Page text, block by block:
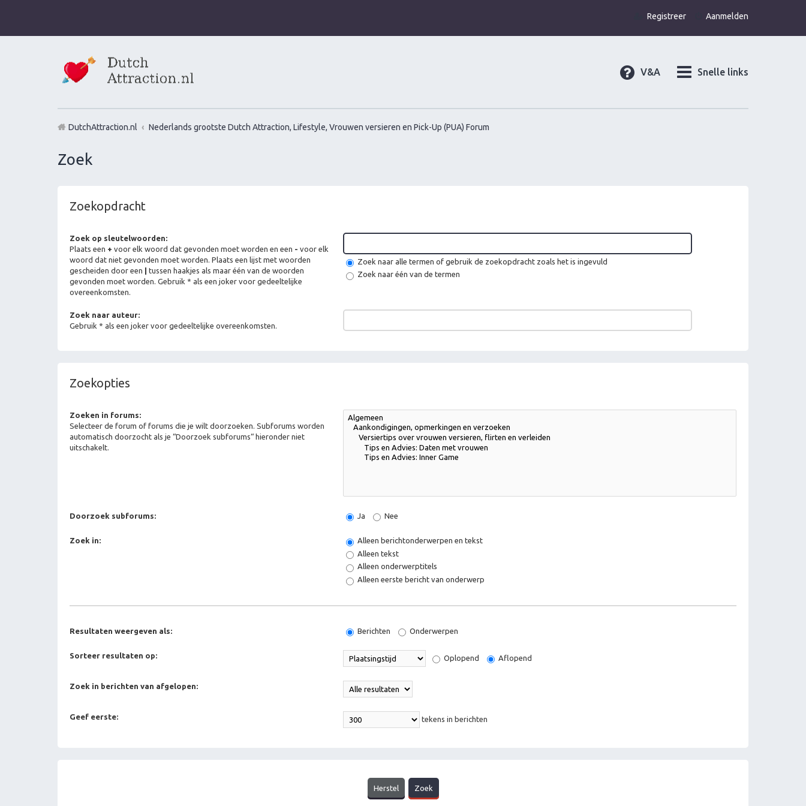
Aanmelden
Registreer
Snelle links
V&A
DutchAttraction.nl Nederlands grootste Dutch Attraction, Lifestyle, Vrouwen versieren en Pick-Up (PUA) Forum
Zoek
Zoekopdracht
Zoek op sleutelwoorden:
Plaats een + voor elk woord dat gevonden moet worden en een - voor elk
woord dat niet gevonden moet worden. Plaats een lijst met woorden
gescheiden door een | tussen haakjes als maar één van de woorden
gevonden moet worden. Gebruik * als een joker voor gedeeltelijke
overeenkomsten.
Zoek naar alle termen of gebruik de zoekopdracht zoals het is ingevuld
Zoek naar één van de termen
Zoek naar auteur:
Gebruik * als een joker voor gedeeltelijke overeenkomsten.
Zoekopties
Zoeken in forums:
Selecteer de forum of forums die je wilt doorzoeken. Subforums worden
automatisch doorzocht als je “Doorzoek subforums“ hieronder niet
uitschakelt.
Doorzoek subforums: Ja Nee
Zoek in:
Alleen berichtonderwerpen en tekst
Alleen tekst
Alleen onderwerptitels
Alleen eerste bericht van onderwerp
Resultaten weergeven als: Berichten Onderwerpen
Sorteer resultaten op: Oplopend Aflopend
Zoek in berichten van afgelopen:
Geef eerste: tekens in berichten